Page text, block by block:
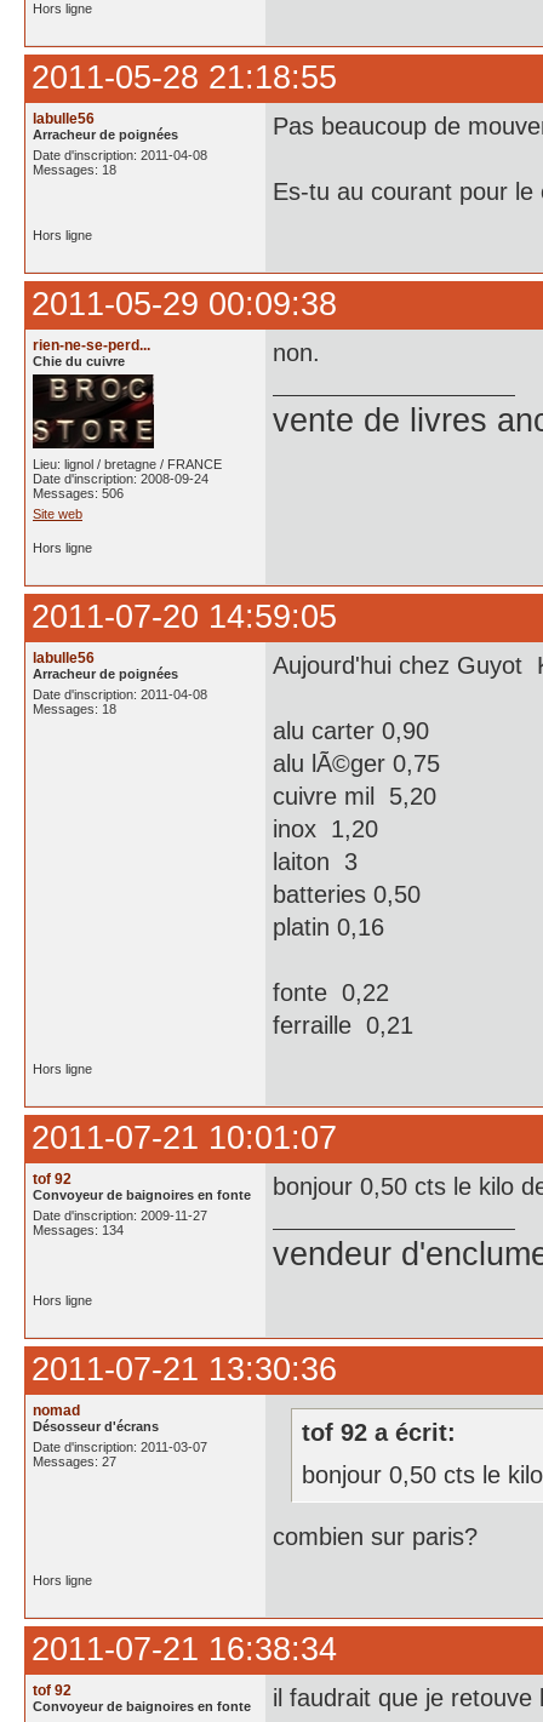
Hors ligne
2011-05-28 21:18:55
labulle56
Arracheur de poignées
Date d'inscription: 2011-04-08
Messages: 18
Pas beaucoup de
Es-tu au courant pour le
Hors ligne
2011-05-29 00:09:38
rien-ne-se-perd...
Chie du cuivre
Lieu: lignol / bretagne / FRANCE
Date d'inscription: 2008-09-24
Messages: 506
Site web
non.
vente de livres
Hors ligne
2011-07-20 14:59:05
labulle56
Arracheur de poignées
Date d'inscription: 2011-04-08
Messages: 18
Aujourd'hui chez Guyot
alu carter 0,90
alu lÃ©ger 0,75
cuivre mil 5,20
inox 1,20
laiton 3
batteries 0,50
platin 0,16
fonte 0,22
ferraille 0,21
Hors ligne
2011-07-21 10:01:07
tof 92
Convoyeur de baignoires en fonte
Date d'inscription: 2009-11-27
Messages: 134
bonjour 0,50 cts le kilo
vendeur
Hors ligne
2011-07-21 13:30:36
nomad
Désosseur d'écrans
Date d'inscription: 2011-03-07
Messages: 27
tof 92 a écrit:
bonjour 0,50 cts le
combien sur paris?
Hors ligne
2011-07-21 16:38:34
tof 92
Convoyeur de baignoires en fonte
il faudrait que je